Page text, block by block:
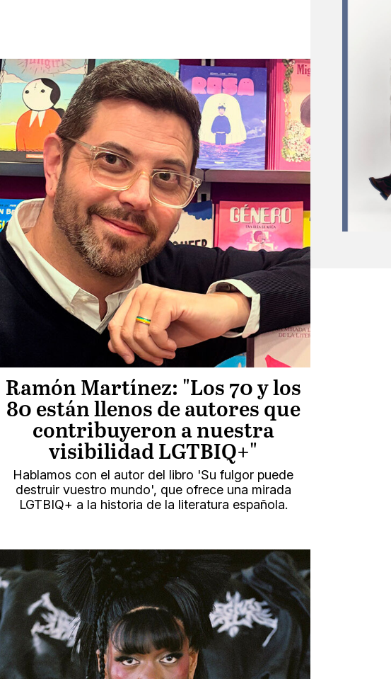
Ramón Martínez: "Los 70 y los
80 están llenos de autores que
contribuyeron a nuestra
visibilidad LGTBIQ+"
Hablamos con el autor del libro 'Su fulgor puede
destruir vuestro mundo', que ofrece una mirada
LGTBIQ+ a la historia de la literatura española.